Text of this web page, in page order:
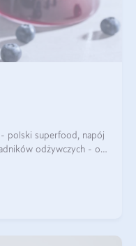
- polski superfood, napój
odżywczych - o